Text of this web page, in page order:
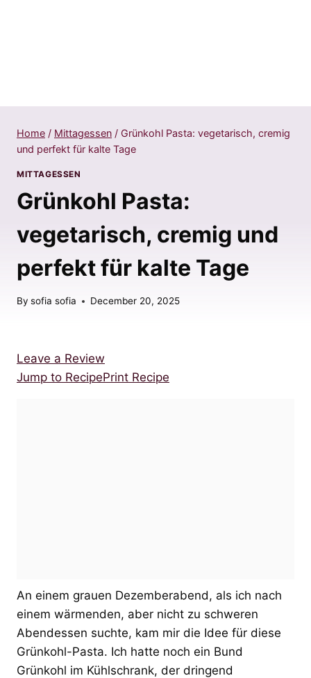
Home / Mittagessen / Grünkohl Pasta: vegetarisch, cremig
und perfekt für kalte Tage
MITTAGESSEN
Grünkohl Pasta:
vegetarisch, cremig und
perfekt für kalte Tage
By sofia sofia December 20, 2025
Jump to RecipePrint Recipe
Leave a Review
An einem grauen Dezemberabend, als ich nach
einem wärmenden, aber nicht zu schweren
Abendessen suchte, kam mir die Idee für diese
Grünkohl-Pasta. Ich hatte noch ein Bund
Grünkohl im Kühlschrank, der dringend